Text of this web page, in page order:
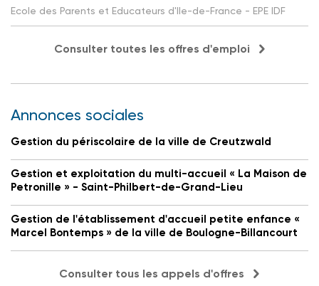
Ecole des Parents et Educateurs d'Ile-de-France - EPE IDF
Consulter toutes les offres d'emploi
Annonces sociales
Gestion du périscolaire de la ville de Creutzwald
Gestion et exploitation du multi-accueil « La Maison de
Petronille » - Saint-Philbert-de-Grand-Lieu
Gestion de l'établissement d'accueil petite enfance «
Marcel Bontemps » de la ville de Boulogne-Billancourt
Consulter tous les appels d'offres